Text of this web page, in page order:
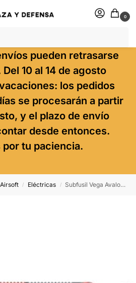
0
pueden retrasarse
10 al 14 de agosto
los pedidos
se procesarán a partir
y el plazo de envío
desde entonces.
por tu paciencia.
Airsoft / Eléctricas / Subfusil Vega Avalon Leopard Carbine Aeg – 6 Mm Rojo Vfc